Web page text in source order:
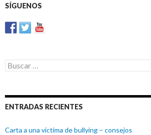
SÍGUENOS
Buscar:
ENTRADAS RECIENTES
Carta a una víctima de bullying – consejos